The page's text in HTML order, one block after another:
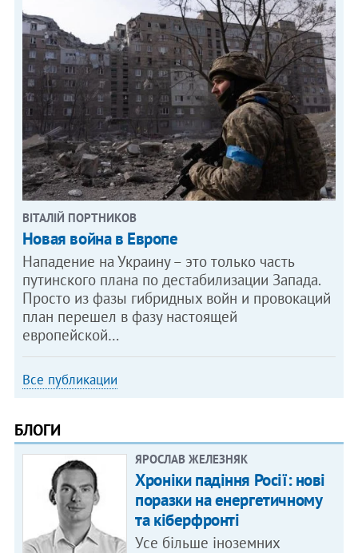
ВІТАЛІЙ ПОРТНИКОВ
Новая война в Европе
Нападение на Украину – это только часть
путинского плана по дестабилизации Запада.
Просто из фазы гибридных войн и провокаций
план перешел в фазу настоящей
европейской…
Все публикации
БЛОГИ
ЯРОСЛАВ ЖЕЛЕЗНЯК
Хроніки падіння Росії: нові
поразки на енергетичному
та кіберфронті
Усе більше іноземних